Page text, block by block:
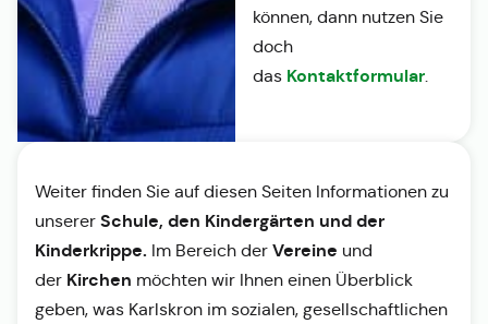
können, dann nutzen Sie
doch
das Kontaktformular.
Weiter finden Sie auf diesen Seiten Informationen zu
unserer Schule, den Kindergärten und der
Kinderkrippe. Im Bereich der Vereine und
der Kirchen möchten wir Ihnen einen Überblick
geben, was Karlskron im sozialen, gesellschaftlichen